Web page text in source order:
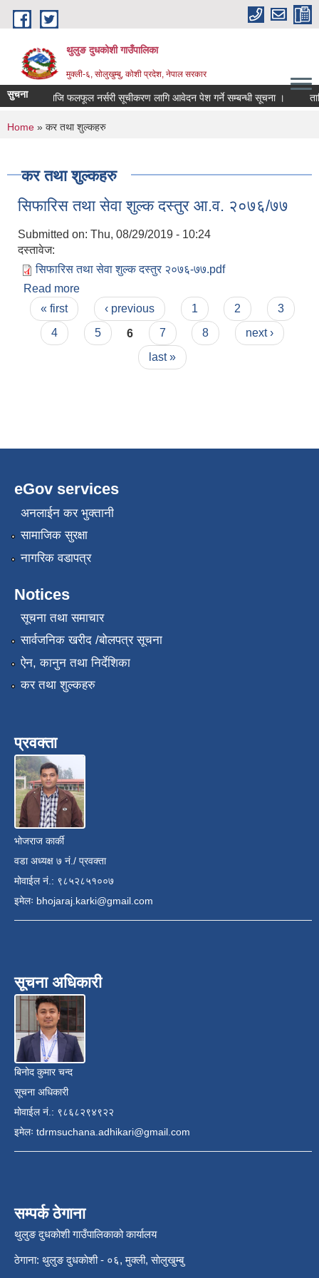
Skip to main content
थुलुङ दुधकोशी गाउँपालिका
मुक्ली-६, सोलुखुम्बु, कोशी प्रदेश, नेपाल सरकार
सुचना निजि फलफूल नर्सरी सूचीकरण लागि आवेदन पेश गर्ने सम्बन्धी सूचना ।
You are here
Home » कर तथा शुल्कहरु
कर तथा शुल्कहरु
सिफारिस तथा सेवा शुल्क दस्तुर आ.व. २०७६/७७
Submitted on: Thu, 08/29/2019 - 10:24
दस्तावेज:
सिफारिस तथा सेवा शुल्क दस्तुर २०७६-७७.pdf
Read more
Pages
« first ‹ previous 1 2
3
4
5 6 7 8
next ›
last »
eGov services
अनलाईन कर भुक्तानी
सामाजिक सुरक्षा
नागरिक वडापत्र
Notices
सूचना तथा समाचार
सार्वजनिक खरीद /बोलपत्र सूचना
ऐन, कानुन तथा निर्देशिका
कर तथा शुल्कहरु
प्रवक्ता
भोजराज कार्की
वडा अध्यक्ष ७ नं./ प्रवक्ता
मोवाईल नं.: ९८५२८५१००७
इमेलः bhojaraj.karki@gmail.com
सूचना अधिकारी
बिनोद कुमार चन्द
सूचना अधिकारी
मोवाईल नं.: ९८६८२९४९२२
इमेलः tdrmsuchana.adhikari@gmail.com
सम्पर्क ठेगाना
थुलुङ दुधकाेशी गाउँपालिकाको कार्यालय
ठेगाना: थुलुङ दुधकाेशी - ०६, मुक्ली, साेलुखुम्बु